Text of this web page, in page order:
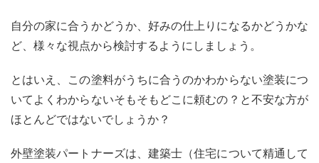
自分の家に合うかどうか、好みの仕上りになるかどうかな
ど、様々な視点から検討するようにしましょう。
とはいえ、この塗料がうちに合うのかわからない塗装につ
いてよくわからないそもそもどこに頼むの？と不安な方が
ほとんどではないでしょうか？
外壁塗装パートナーズは、建築士（住宅について精通して